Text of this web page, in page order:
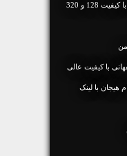
128 و 320
با کیفیت عالی
هیجان با لینک